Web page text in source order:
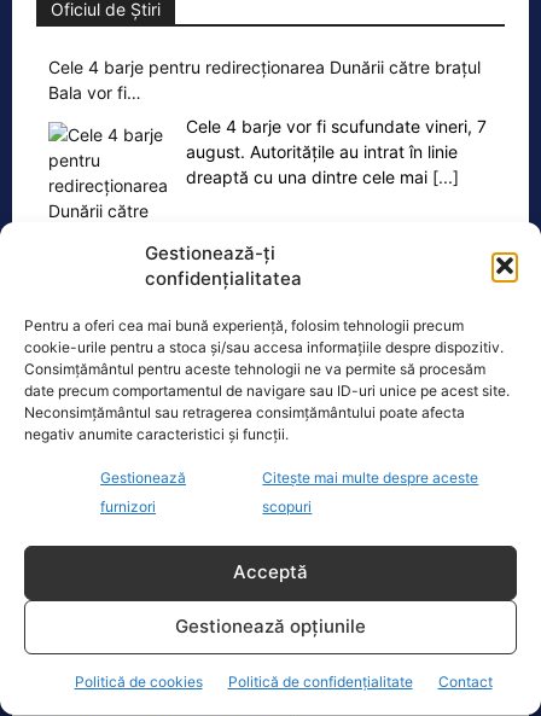
Gestionează-ți
confidențialitatea
Pentru a oferi cea mai bună experiență, folosim tehnologii precum
cookie-urile pentru a stoca și/sau accesa informațiile despre dispozitiv.
Consimțământul pentru aceste tehnologii ne va permite să procesăm
date precum comportamentul de navigare sau ID-uri unice pe acest site.
Neconsimțământul sau retragerea consimțământului poate afecta
negativ anumite caracteristici și funcții.
Gestionează
furnizori
Citește mai multe despre aceste
scopuri
Acceptă
Gestionează opțiunile
Politică de cookies Politică de confidențialitate Contact
Oficiul de Știri
Cele 4 barje pentru redirecționarea Dunării către brațul
Bala vor fi…
Cele 4 barje vor fi scufundate vineri, 7
august. Autoritățile au intrat în linie
dreaptă cu una dintre cele mai [...]
Ultimele știri
Guvernul pregătește măsuri pentru criza energetică.
Planuri de limitare a consumului industrial
Bolojan ezită să publice declarația de avere a
partenerei, după ce Nicușor Dan a făcut asta. „Am
Bolojan, întrebat dacă va lua exemplul lui Nicușor
sale de viață. Ce răspuns a dat...